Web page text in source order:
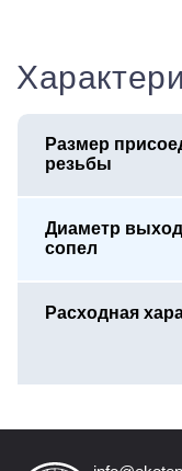
Размер
резьбы
Диаметр
сопел
Расходная